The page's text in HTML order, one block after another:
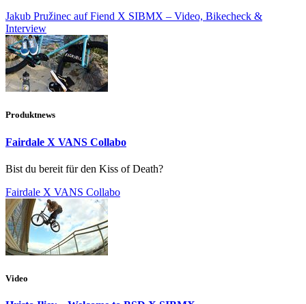
Jakub Pružinec auf Fiend X SIBMX – Video, Bikecheck &
Interview
Produktnews
Fairdale X VANS Collabo
Bist du bereit für den Kiss of Death?
Fairdale X VANS Collabo
Video